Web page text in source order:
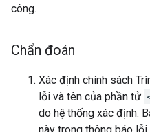
công.
Chẩn đoán
Xác định chính sách
lỗi và tên của phần tử
do hệ thống xác định.